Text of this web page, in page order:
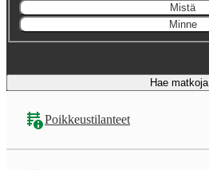
Mistä
Minne
Hae matkoja
Poikkeustilanteet